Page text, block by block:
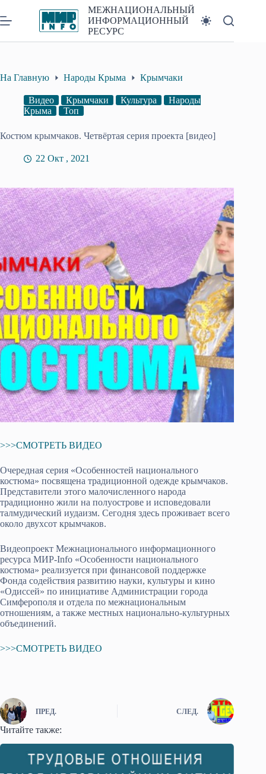
к
сути
МЕЖНАЦИОНАЛЬНЫЙ
ИНФОРМАЦИОННЫЙ
РЕСУРС
На Главную Народы Крыма Крымчаки
Видео Крымчаки Культура
Народы
Крыма
Топ
Костюм крымчаков. Четвёртая серия проекта [видео]
22 Окт , 2021
>>>СМОТРЕТЬ ВИДЕО
Очередная серия «Особенностей национального
костюма» посвящена традиционной одежде крымчаков.
Представители этого малочисленного народа
традиционно жили на полуострове и исповедовали
талмудический иудаизм. Сегодня здесь проживает всего
около двухсот крымчаков.
Видеопроект Межнационального информационного
ресурса МИР-Info «Особенности национального
костюма» реализуется при финансовой поддержке
Фонда содействия развитию науки, культуры и кино
«Одиссей» по инициативе Администрации города
Симферополя и отдела по межнациональным
отношениям, а также местных национально-культурных
объединений.
>>>СМОТРЕТЬ ВИДЕО
ПРЕД. СЛЕД.
Читайте также: